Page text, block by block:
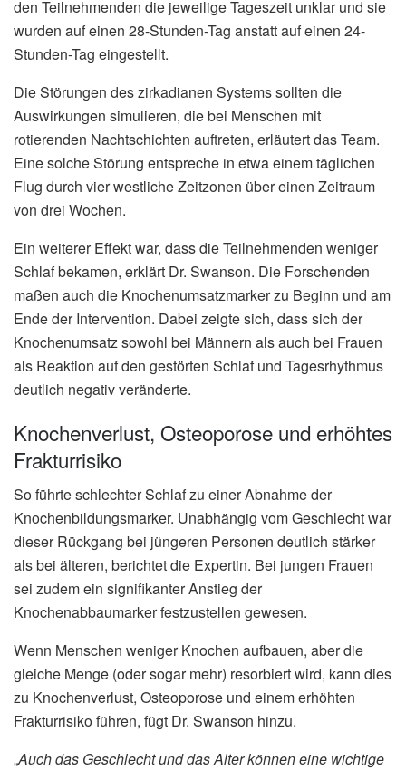
den Teilnehmenden die jeweilige Tageszeit unklar und sie
wurden auf einen 28-Stunden-Tag anstatt auf einen 24-
Stunden-Tag eingestellt.
Die Störungen des zirkadianen Systems sollten die
Auswirkungen simulieren, die bei Menschen mit
rotierenden Nachtschichten auftreten, erläutert das Team.
Eine solche Störung entspreche in etwa einem täglichen
Flug durch vier westliche Zeitzonen über einen Zeitraum
von drei Wochen.
Ein weiterer Effekt war, dass die Teilnehmenden weniger
Schlaf bekamen, erklärt Dr. Swanson. Die Forschenden
maßen auch die Knochenumsatzmarker zu Beginn und am
Ende der Intervention. Dabei zeigte sich, dass sich der
Knochenumsatz sowohl bei Männern als auch bei Frauen
als Reaktion auf den gestörten Schlaf und Tagesrhythmus
deutlich negativ veränderte.
Knochenverlust, Osteoporose und erhöhtes
Frakturrisiko
So führte schlechter Schlaf zu einer Abnahme der
Knochenbildungsmarker. Unabhängig vom Geschlecht war
dieser Rückgang bei jüngeren Personen deutlich stärker
als bei älteren, berichtet die Expertin. Bei jungen Frauen
sei zudem ein signifikanter Anstieg der
Knochenabbaumarker festzustellen gewesen.
Wenn Menschen weniger Knochen aufbauen, aber die
gleiche Menge (oder sogar mehr) resorbiert wird, kann dies
zu Knochenverlust, Osteoporose und einem erhöhten
Frakturrisiko führen, fügt Dr. Swanson hinzu.
„Auch das Geschlecht und das Alter können eine wichtige